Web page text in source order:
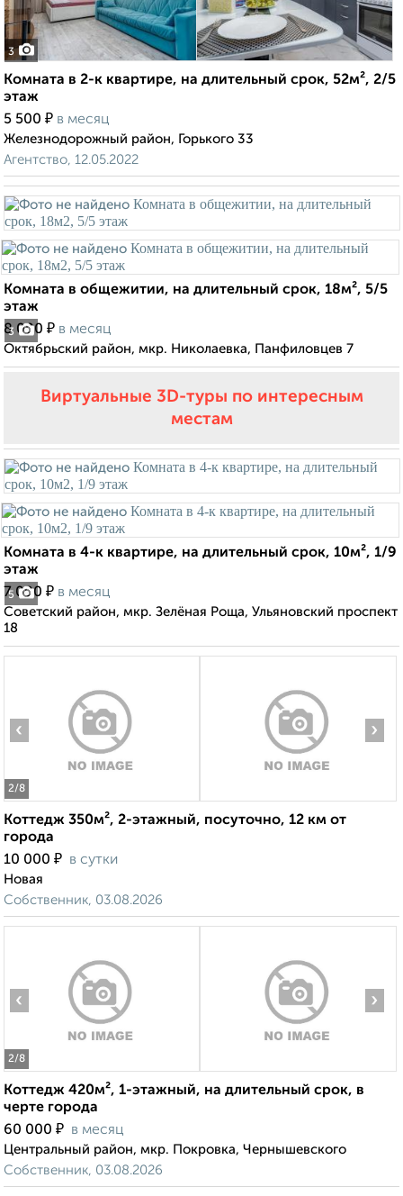
3
Комната в 2-к квартире, на длительный срок, 52м², 2/5
этаж
5 500 ₽ в месяц
Железнодорожный район, Горького 33
Агентство, 12.05.2022
3
Комната в общежитии, на длительный срок, 18м², 5/5
этаж
8 000 ₽ в месяц
Октябрьский район, мкр. Николаевка, Панфиловцев 7
Виртуальные 3D-туры по интересным
местам
5
Комната в 4-к квартире, на длительный срок, 10м², 1/9
этаж
7 000 ₽ в месяц
Советский район, мкр. Зелёная Роща, Ульяновский проспект
18
2/8
‹ ›
Коттедж 350м², 2-этажный, посуточно, 12 км от
города
10 000 ₽ в сутки
Новая
Собственник, 03.08.2026
2/8
‹ ›
Коттедж 420м², 1-этажный, на длительный срок, в
черте города
60 000 ₽ в месяц
Центральный район, мкр. Покровка, Чернышевского
Собственник, 03.08.2026